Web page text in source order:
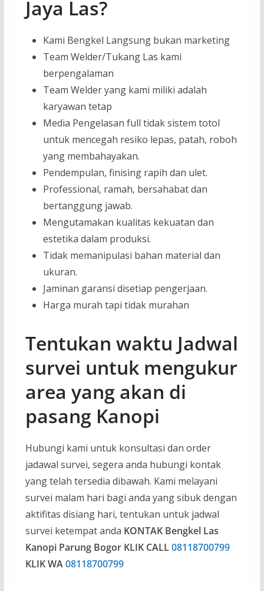
Jaya Las?
Kami Bengkel Langsung bukan marketing
Team Welder/Tukang Las kami
berpengalaman
Team Welder yang kami miliki adalah
karyawan tetap
Media Pengelasan full tidak sistem totol
untuk mencegah resiko lepas, patah, roboh
yang membahayakan.
Pendempulan, finising rapih dan ulet.
Professional, ramah, bersahabat dan
bertanggung jawab.
Mengutamakan kualitas kekuatan dan
estetika dalam produksi.
Tidak memanipulasi bahan material dan
ukuran.
Jaminan garansi disetiap pengerjaan.
Harga murah tapi tidak murahan
Tentukan waktu Jadwal
survei untuk mengukur
area yang akan di
pasang Kanopi
Hubungi kami untuk konsultasi dan order
jadawal survei, segera anda hubungi kontak
yang telah tersedia dibawah. Kami melayani
survei malam hari bagi anda yang sibuk dengan
aktifitas disiang hari, tentukan untuk jadwal
survei ketempat anda KONTAK Bengkel Las
Kanopi Parung Bogor KLIK CALL08118700799
KLIK WA08118700799